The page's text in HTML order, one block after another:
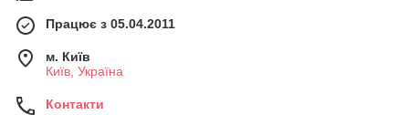
Працює з 05.04.2011
м. Київ
Київ, Україна
Контакти